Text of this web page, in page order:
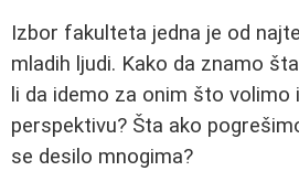
Izbor fakulteta jedna je od
mladih ljudi. Kako da znamo
li da idemo za onim što
perspektivu? Šta ako
se desilo mnogima?